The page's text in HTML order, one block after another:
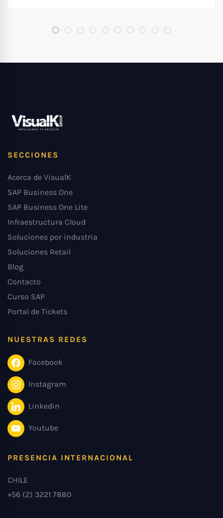
SECCIONES
Acerca de VisualK
SAP Business One
SAP Business One Lite
Infraestructura Cloud
Soluciones por industria
Soluciones Retail
Blog
Contacto
Curso SAP
Portal de Tickets
NUESTRAS REDES
Facebook
Instagram
Linkedin
Youtube
PRESENCIA INTERNACIONAL
CHILE
+56 (2) 3221 7880